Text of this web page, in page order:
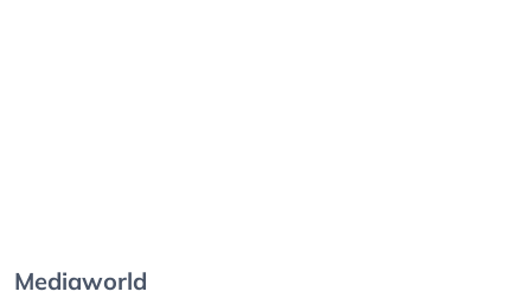
Mediaworld